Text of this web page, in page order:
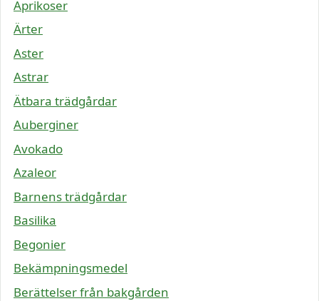
Aprikoser
Ärter
Aster
Astrar
Ätbara trädgårdar
Auberginer
Avokado
Azaleor
Barnens trädgårdar
Basilika
Begonier
Bekämpningsmedel
Berättelser från bakgården